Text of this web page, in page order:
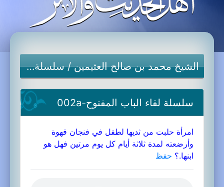
الشيخ محمد بن صالح العثيمين/سلسلة لقاء الباب المفتوح
سلسلة لقاء الباب المفتوح-002a
امرأة حلبت من ثديها لطفل في فنجان قهوة
وأرضعته لمدة ثلاثة أيام كل يوم مرتين فهل هو
ابنها.؟ حفظ